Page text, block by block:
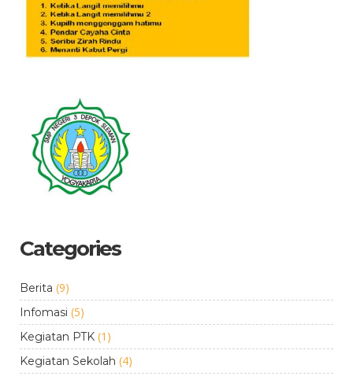
Categories
Berita (9)
Infomasi (5)
Kegiatan PTK (1)
Kegiatan Sekolah (4)